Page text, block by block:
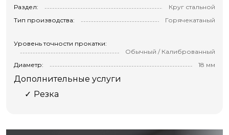
Раздел:
Круг стальной
Тип производства:
Горячекатаный
Уровень точности прокатки:
Обычный / Калиброванный
Диаметр:
18 мм
Дополнительные услуги
Резка